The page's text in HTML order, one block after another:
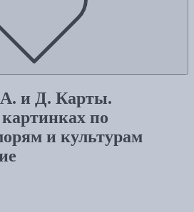
и Д. Карты.
по
и культурам